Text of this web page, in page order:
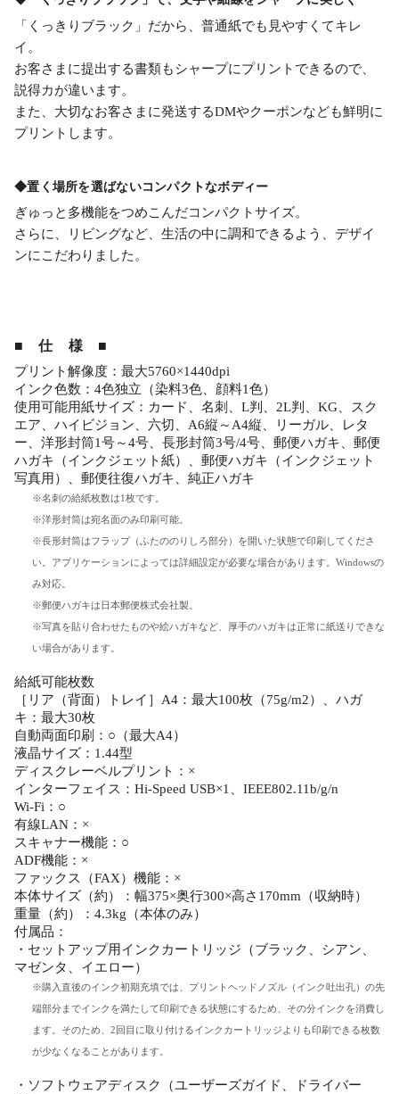
「くっきりブラック」だから、普通紙でも見やすくてキレ
イ。
お客さまに提出する書類もシャープにプリントできるので、
説得カが違います。
また、大切なお客さまに発送するDMやクーポンなども鮮明に
プリントします。
◆置く場所を選ばないコンパクトなボディー
ぎゅっと多機能をつめこんだコンパクトサイズ。
さらに、リビングなど、生活の中に調和できるよう、デザイ
ンにこだわりました。
■ 仕 様 ■
プリント解像度：最大5760×1440dpi
インク色数：4色独立（染料3色、顔料1色）
使用可能用紙サイズ：カード、名刺、L判、2L判、KG、スク
エア、ハイビジョン、六切、A6縦～A4縦、リーガル、レタ
ー、洋形封筒1号～4号、長形封筒3号/4号、郵便ハガキ、郵便
ハガキ（インクジェット紙）、郵便ハガキ（インクジェット
写真用）、郵便往復ハガキ、純正ハガキ
※名刺の給紙枚数は1枚です。
※洋形封筒は宛名面のみ印刷可能。
※長形封筒はフラップ（ふたののりしろ部分）を開いた状態で印刷してくださ
い。アプリケーションによっては詳細設定が必要な場合があります。Windowsの
み対応。
※郵便ハガキは日本郵便株式会社製。
※写真を貼り合わせたものや絵ハガキなど、厚手のハガキは正常に紙送りできな
い場合があります。
給紙可能枚数
［リア（背面）トレイ］A4：最大100枚（75g/m2）、ハガ
キ：最大30枚
自動両面印刷：○（最大A4）
液晶サイズ：1.44型
ディスクレーベルプリント：×
インターフェイス：Hi-Speed USB×1、IEEE802.11b/g/n
Wi-Fi：○
有線LAN：×
スキャナー機能：○
ADF機能：×
ファックス（FAX）機能：×
本体サイズ（約）：幅375×奥行300×高さ170mm（収納時）
重量（約）：4.3kg（本体のみ）
付属品：
・セットアップ用インクカートリッジ（ブラック、シアン、
マゼンタ、イエロー）
※購入直後のインク初期充填では、プリントヘッドノズル（インク吐出孔）の先
端部分までインクを満たして印刷できる状態にするため、その分インクを消費し
ます。そのため、2回目に取り付けるインクカートリッジよりも印刷できる枚数
が少なくなることがあります。
・ソフトウェアディスク（ユーザーズガイド、ドライバー